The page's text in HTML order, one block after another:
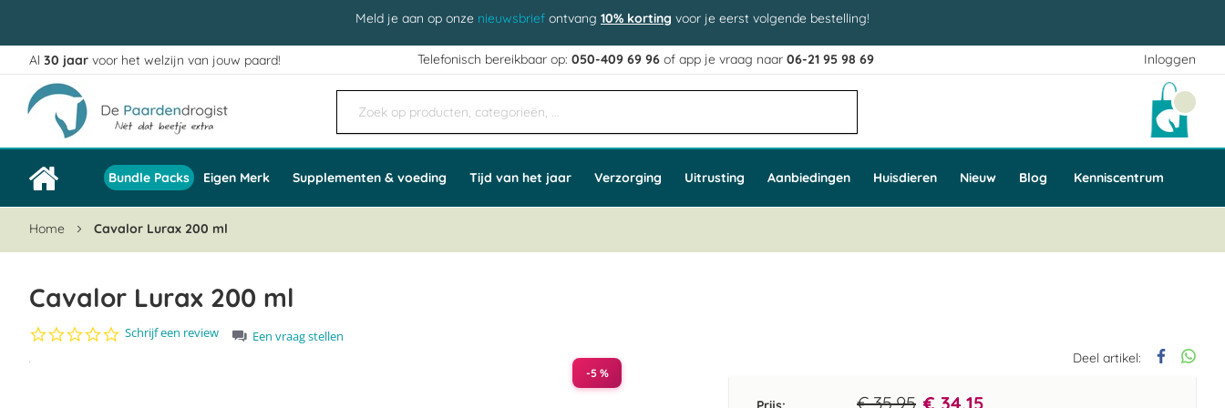
Meld je aan op onze nieuwsbrief ontvang 10% korting voor je eerst volgende bestelling!
Inloggen
Ga
naar
de
inhoud
Al 30 jaar voor het welzijn van jouw paard! Telefonisch bereikbaar op:050-409 69 96 of app je vraag naar06-21 95 98 69
Bundle Packs Eigen Merk Supplementen & voeding Tijd van het jaar Verzorging Uitrusting Aanbiedingen Huisdieren Nieuw Blog Kenniscentrum
Home Cavalor Lurax 200 ml
Cavalor Lurax 200 ml
0.0
Schrijf een review
Een vraag stellen
Deel artikel:
€ 35,95 € 34,15
-5 %